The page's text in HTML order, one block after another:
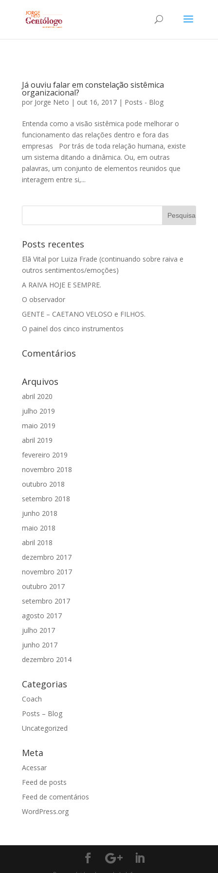
Já ouviu falar em constelação sistêmica
organizacional?
por Jorge Neto | out 16, 2017| Posts - Blog
Entenda como a visão sistêmica pode melhorar o
funcionamento das relações dentro e fora das
empresas Por trás de toda relação humana, existe
um sistema ditando a dinâmica. Ou, em outras
palavras, um conjunto de elementos reunidos que
interagem entre si,...
Posts recentes
Elã Vital por Luiza Frade (continuando sobre raiva e
outros sentimentos/emoções)
A RAIVA HOJE E SEMPRE.
O observador
GENTE – CAETANO VELOSO e FILHOS.
O painel dos cinco instrumentos
Comentários
Arquivos
abril 2020
julho 2019
maio 2019
abril 2019
fevereiro 2019
novembro 2018
outubro 2018
setembro 2018
junho 2018
maio 2018
abril 2018
dezembro 2017
novembro 2017
outubro 2017
setembro 2017
agosto 2017
julho 2017
junho 2017
dezembro 2014
Categorias
Coach
Posts – Blog
Uncategorized
Meta
Acessar
Feed de posts
Feed de comentários
WordPress.org